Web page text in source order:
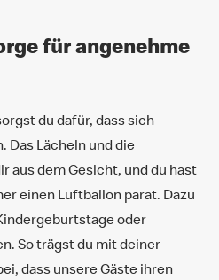
für angenehme
du dafür, dass sich
Das Lächeln und die
aus dem Gesicht, und du hast
einen Luftballon parat. Dazu
oder
So trägst du mit deiner
dass unsere Gäste ihren